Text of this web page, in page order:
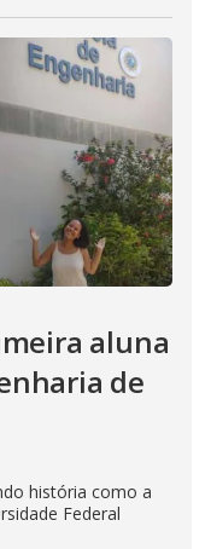
aluna
de
história como a
Federal